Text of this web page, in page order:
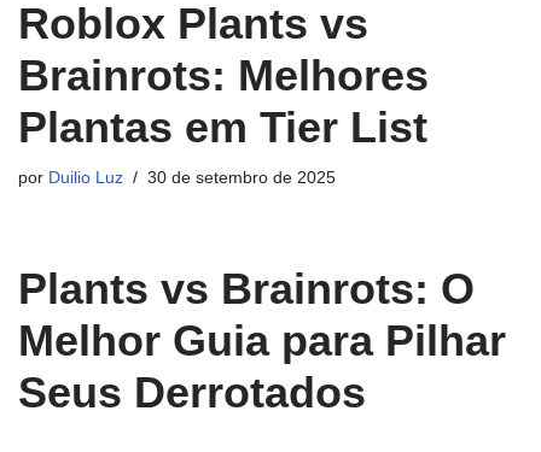
Roblox Plants vs
Brainrots: Melhores
Plantas em Tier List
por Duilio Luz 30 de setembro de 2025
Plants vs Brainrots: O
Melhor Guia para Pilhar
Seus Derrotados